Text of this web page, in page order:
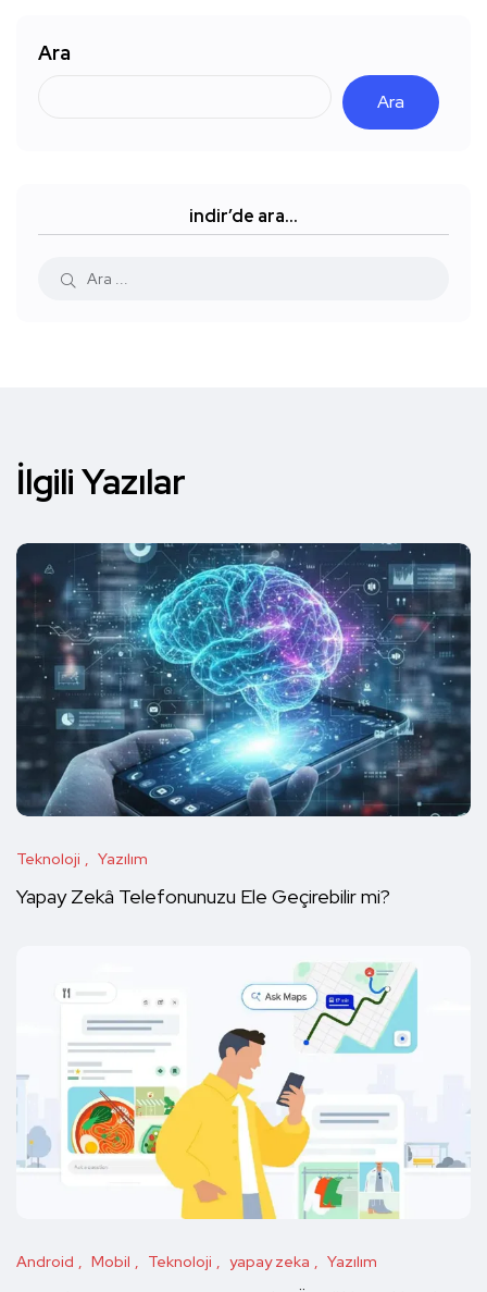
Ara
Ara
indir’de ara…
İlgili Yazılar
Teknoloji Yazılım
Yapay Zekâ Telefonunuzu Ele Geçirebilir mi?
Android Mobil Teknoloji yapay zeka Yazılım